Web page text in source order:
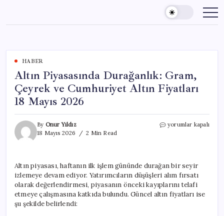
content
HABER
Altın Piyasasında Durağanlık: Gram,
Çeyrek ve Cumhuriyet Altın Fiyatları
18 Mayıs 2026
By Onur Yıldız
18 Mayıs 2026
2 Min Read
Altın
ve
Cumhuriyet
Altın
Fiyatları
yorumlar kapalı
Altın piyasası, haftanın ilk işlem gününde durağan bir seyir
izlemeye devam ediyor. Yatırımcıların düşüşleri alım fırsatı
olarak değerlendirmesi, piyasanın önceki kayıplarını telafi
etmeye çalışmasına katkıda bulundu. Güncel altın fiyatları ise
şu şekilde belirlendi: